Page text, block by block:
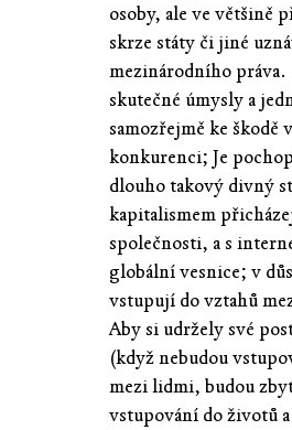
osoby, ale ve většině
skrze státy či jiné
mezinárodního
skutečné úmysly a
samozřejmě ke škodě
konkurenci; Je
dlouho takový divný
kapitalismem
společnosti, a s
globální vesnice; v
vstupují do vztahů
Aby si udržely své
(když nebudou
mezi lidmi, budou
vstupování do životů